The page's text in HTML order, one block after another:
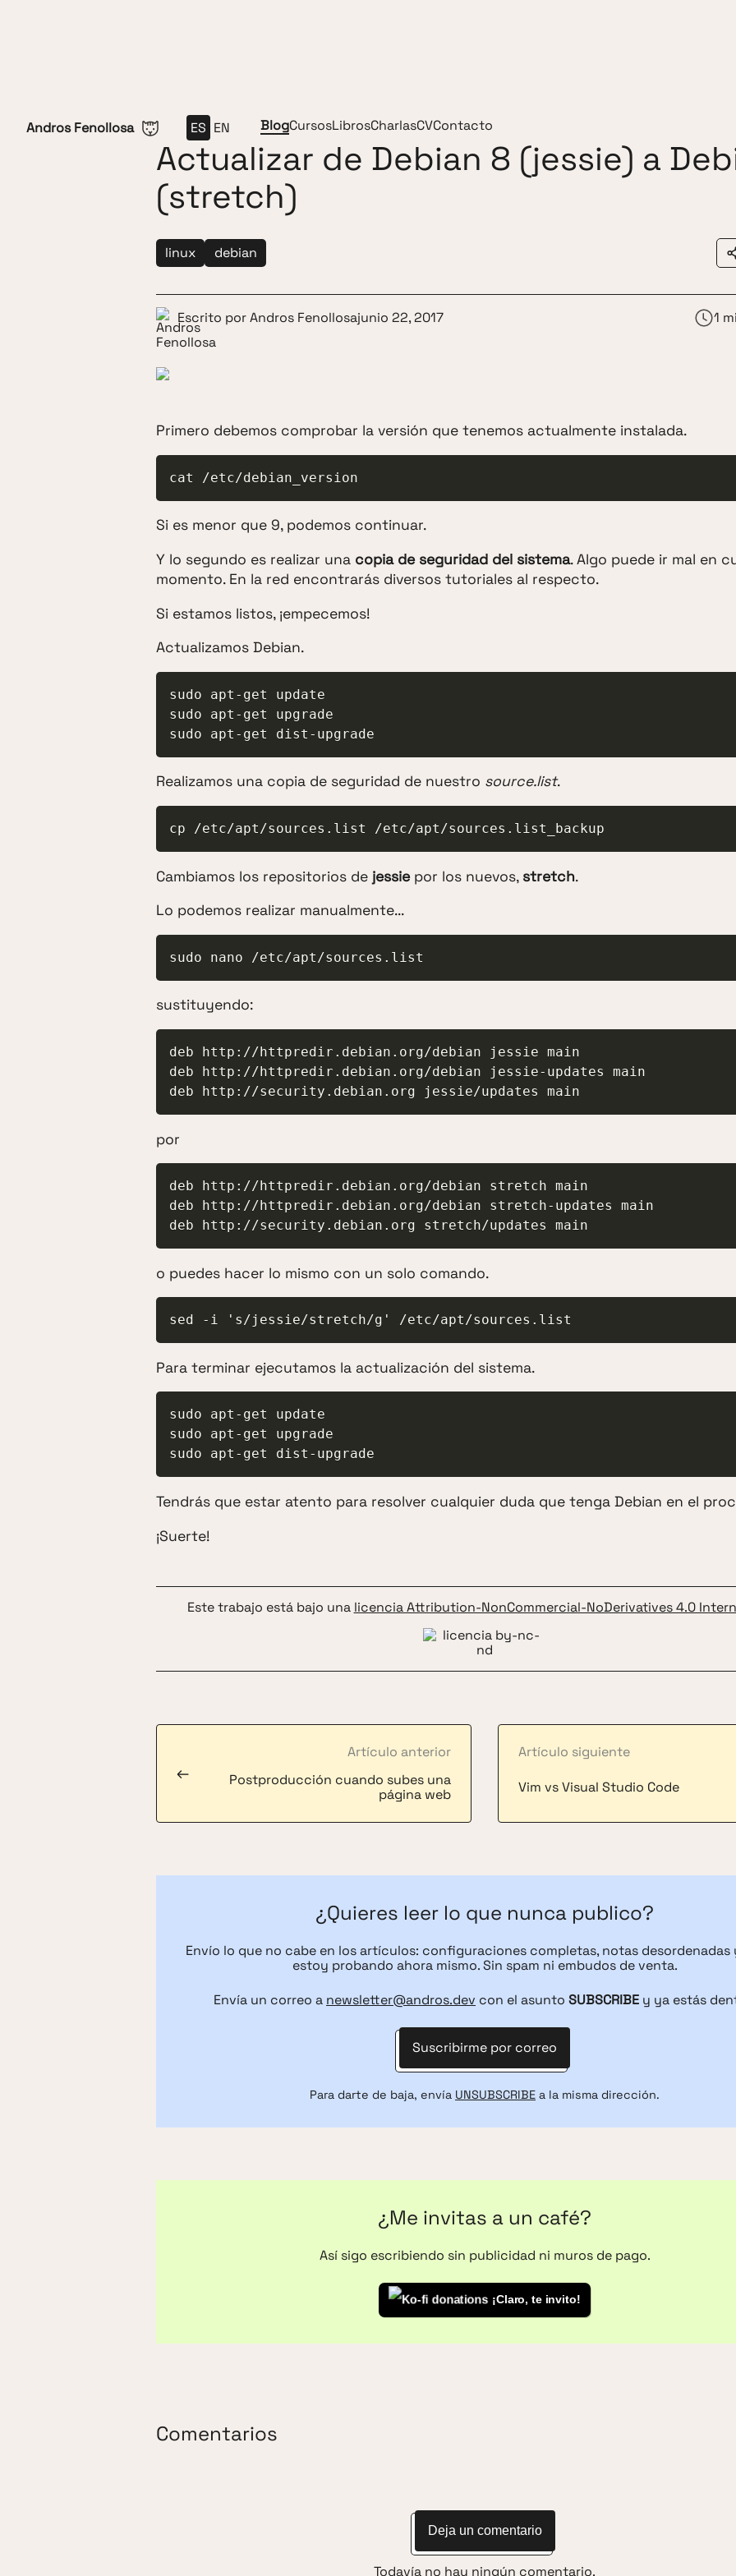
Saltar al contenido
Andros Fenollosa ES EN BlogCursosLibrosCharlasCVContacto
Actualizar de Debian 8 (jessie) a
(stretch)
linux debian
Primero debemos comprobar la versión que tenemos actualmente instalada.
cat /etc/debian_version
Si es menor que 9, podemos continuar.
Y lo segundo es realizar una copia de seguridad del sistema. Algo puede ir mal en
momento. En la red encontrarás diversos tutoriales al respecto.
Si estamos listos, ¡empecemos!
Actualizamos Debian.
sudo apt-get update
sudo apt-get upgrade
sudo apt-get dist-upgrade
Realizamos una copia de seguridad de nuestro source.list.
cp /etc/apt/sources.list /etc/apt/sources.list_backup
Cambiamos los repositorios de jessiepor los nuevos, stretch.
Lo podemos realizar manualmente...
sudo nano /etc/apt/sources.list
sustituyendo:
deb http://httpredir.debian.org/debian jessie main
deb http://httpredir.debian.org/debian jessie-updates main
deb http://security.debian.org jessie/updates main
por
deb http://httpredir.debian.org/debian stretch main
deb http://httpredir.debian.org/debian stretch-updates main
deb http://security.debian.org stretch/updates main
o puedes hacer lo mismo con un solo comando.
sed -i 's/jessie/stretch/g' /etc/apt/sources.list
Para terminar ejecutamos la actualización del sistema.
sudo apt-get update
sudo apt-get upgrade
sudo apt-get dist-upgrade
Tendrás que estar atento para resolver cualquier duda que tenga Debian en el
¡Suerte!
Este trabajo está bajo una licencia Attribution-NonCommercial-NoDerivatives 4.0
Artículo anterior
Postproducción cuando subes una
página web
←
Artículo siguiente
Vim vs Visual Studio Code
¿Quieres leer lo que nunca publico?
Envío lo que no cabe en los artículos: configuraciones completas, notas desordenadas
estoy probando ahora mismo. Sin spam ni embudos de venta.
Envía un correo a newsletter@andros.dev con el asunto SUBSCRIBE y ya estás
Suscribirme por correo
Para darte de baja, envía UNSUBSCRIBE a la misma dirección.
¿Me invitas a un café?
Así sigo escribiendo sin publicidad ni muros de pago.
¡Claro, te invito!
Comentarios
Deja un comentario
Todavía no hay ningún comentario.
Escrito porAndros Fenollosajunio 22, 2017 1